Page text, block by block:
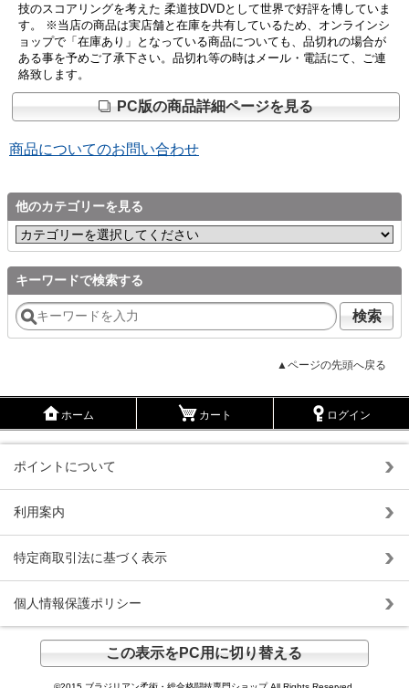
技のスコアリングを考えた 柔道技DVDとして世界で好評を博していま
す。 ※当店の商品は実店舗と在庫を共有しているため、オンラインシ
ョップで「在庫あり」となっている商品についても、品切れの場合が
ある事を予めご了承下さい。品切れ等の時はメール・電話にて、ご連
絡致します。
PC版の商品詳細ページを見る
商品についてのお問い合わせ
他のカテゴリーを見る
キーワードで検索する
検索
▲ページの先頭へ戻る
ホーム カート ログイン
ポイントについて
利用案内
特定商取引法に基づく表示
個人情報保護ポリシー
この表示をPC用に切り替える